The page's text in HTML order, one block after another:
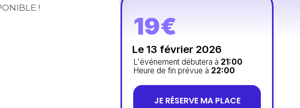
!
19€
Le 13 février 2026
L'événement débutera à 21:00
Heure de fin prévue à 22:00
JE RÉSERVE MA PLACE